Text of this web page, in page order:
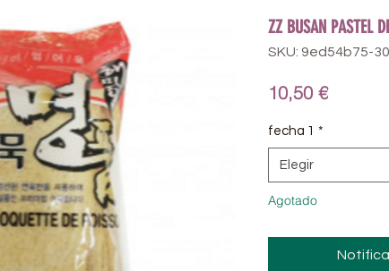
ZZ BUSAN PASTEL
SKU: 9ed54b75-
10,50 €Precio
fecha 1 *
Elegir
Agotado